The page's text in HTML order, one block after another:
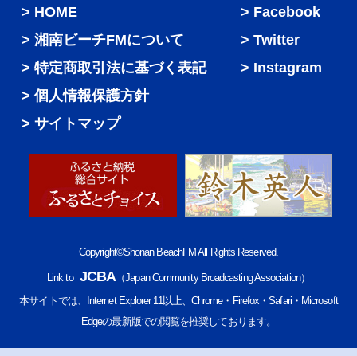
HOME
湘南ビーチFMについて
特定商取引法に基づく表記
個人情報保護方針
サイトマップ
Facebook
Twitter
Instagram
Copyright©Shonan BeachFM All Rights Reserved.
Link to JCBA（Japan Community Broadcasting Association）
本サイトでは、Internet Explorer 11以上、Chrome・Firefox・Safari・Microsoft
Edgeの最新版での閲覧を推奨しております。